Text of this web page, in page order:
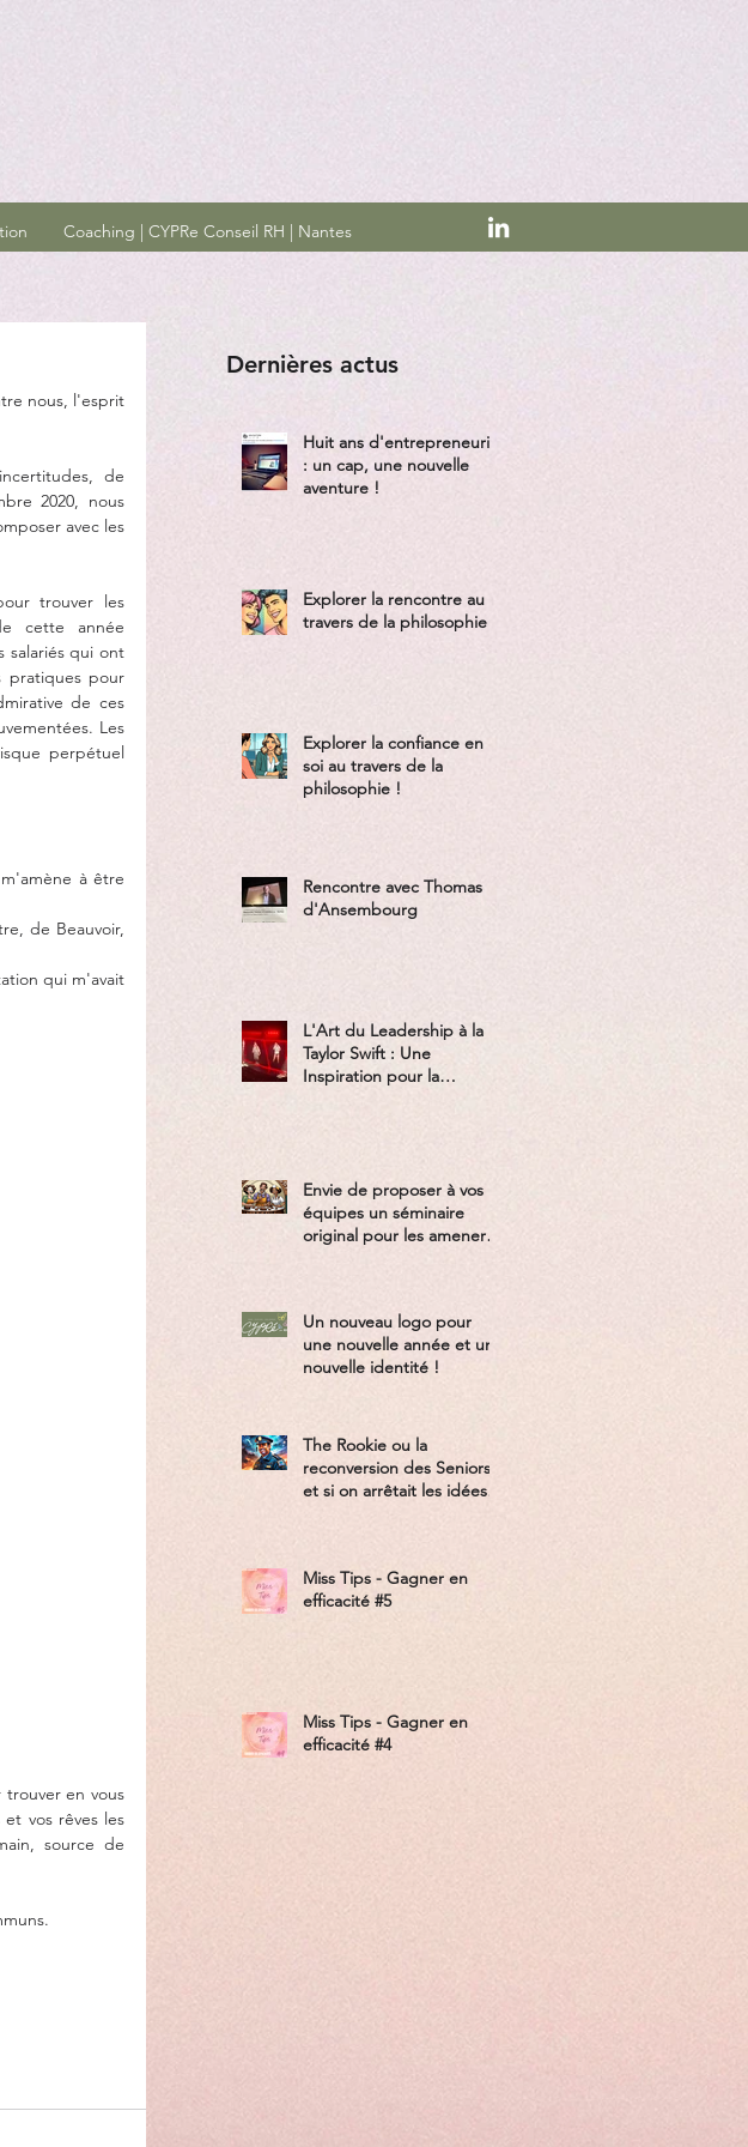
Coaching | CYPRe Conseil RH | Nantes
nous, l'esprit
de
2020, nous
avec les
trouver les
cette année
salariés qui ont
pratiques pour
de ces
Les
perpétuel
à être
de Beauvoir,
qui m'avait
trouver en vous
vos rêves les
source de
Dernières actus
Huit ans d'entrepreneuriat
: un cap, une nouvelle
aventure !
Explorer la rencontre au
travers de la philosophie !
Explorer la confiance en
soi au travers de la
philosophie !
Rencontre avec Thomas
d'Ansembourg
L'Art du Leadership à la
Taylor Swift : Une
Inspiration pour la
Envie de proposer à vos
équipes un séminaire
original pour les amener à
Un nouveau logo pour
une nouvelle année et une
nouvelle identité !
The Rookie ou la
reconversion des Seniors :
et si on arrêtait les idées
Miss Tips - Gagner en
efficacité #5
Miss Tips - Gagner en
efficacité #4